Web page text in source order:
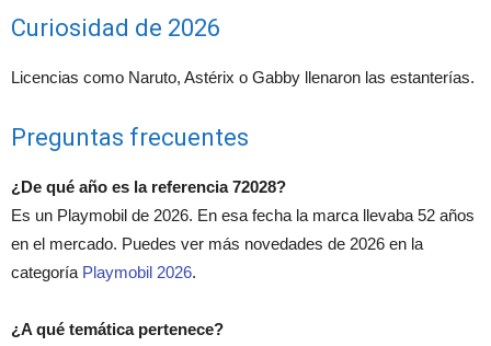
Curiosidad de 2026
Licencias como Naruto, Astérix o Gabby llenaron las estanterías.
Preguntas frecuentes
¿De qué año es la referencia 72028?
Es un Playmobil de 2026. En esa fecha la marca llevaba 52 años
en el mercado. Puedes ver más novedades de 2026 en la
categoría Playmobil 2026.
¿A qué temática pertenece?